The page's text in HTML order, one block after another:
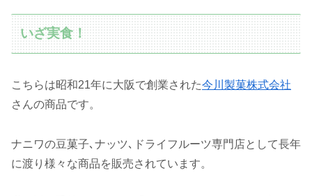
いざ実食！
こちらは昭和21年に大阪で創業された今川製菓株式会社
さんの商品です。
ナニワの豆菓子､ナッツ､ドライフルーツ専門店として長年
に渡り様々な商品を販売されています。